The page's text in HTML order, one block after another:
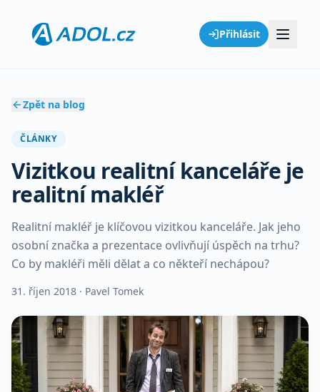
Přihlásit
Zpět na blog
ČLÁNKY
Vizitkou realitní kanceláře je
realitní makléř
Realitní makléř je klíčovou vizitkou kanceláře. Jak jeho
osobní značka a prezentace ovlivňují úspěch na trhu?
Co by makléři měli dělat a co někteří nechápou?
31. říjen 2018 · Pavel Tomek